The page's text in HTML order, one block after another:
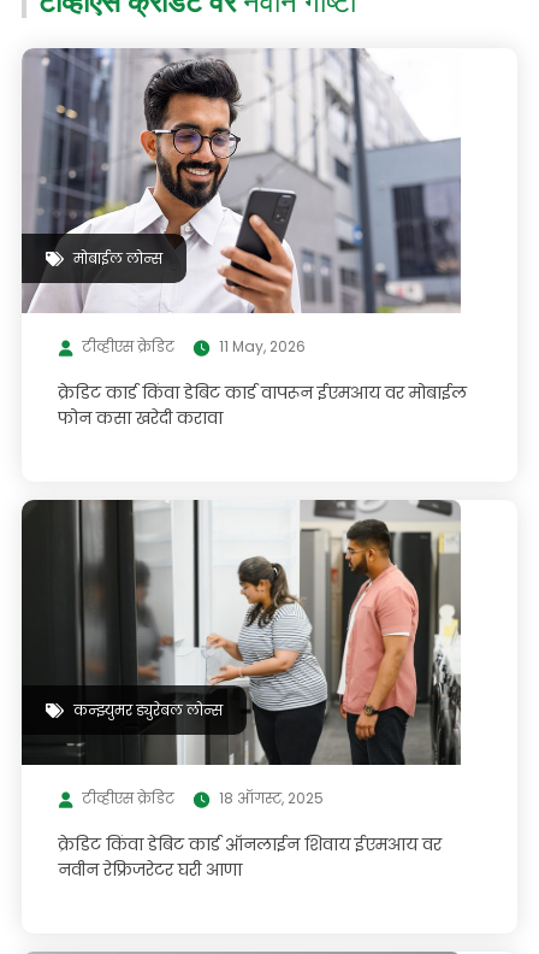
मोबाईल लोन्स
टीव्हीएस क्रेडिट 11 May, 2026
क्रेडिट कार्ड किंवा डेबिट कार्ड वापरून ईएमआय वर मोबाईल
फोन कसा खरेदी करावा
कन्झ्युमर ड्युरेबल लोन्स
टीव्हीएस क्रेडिट 18 ऑगस्ट, 2025
क्रेडिट किंवा डेबिट कार्ड ऑनलाईन शिवाय ईएमआय वर
नवीन रेफ्रिजरेटर घरी आणा